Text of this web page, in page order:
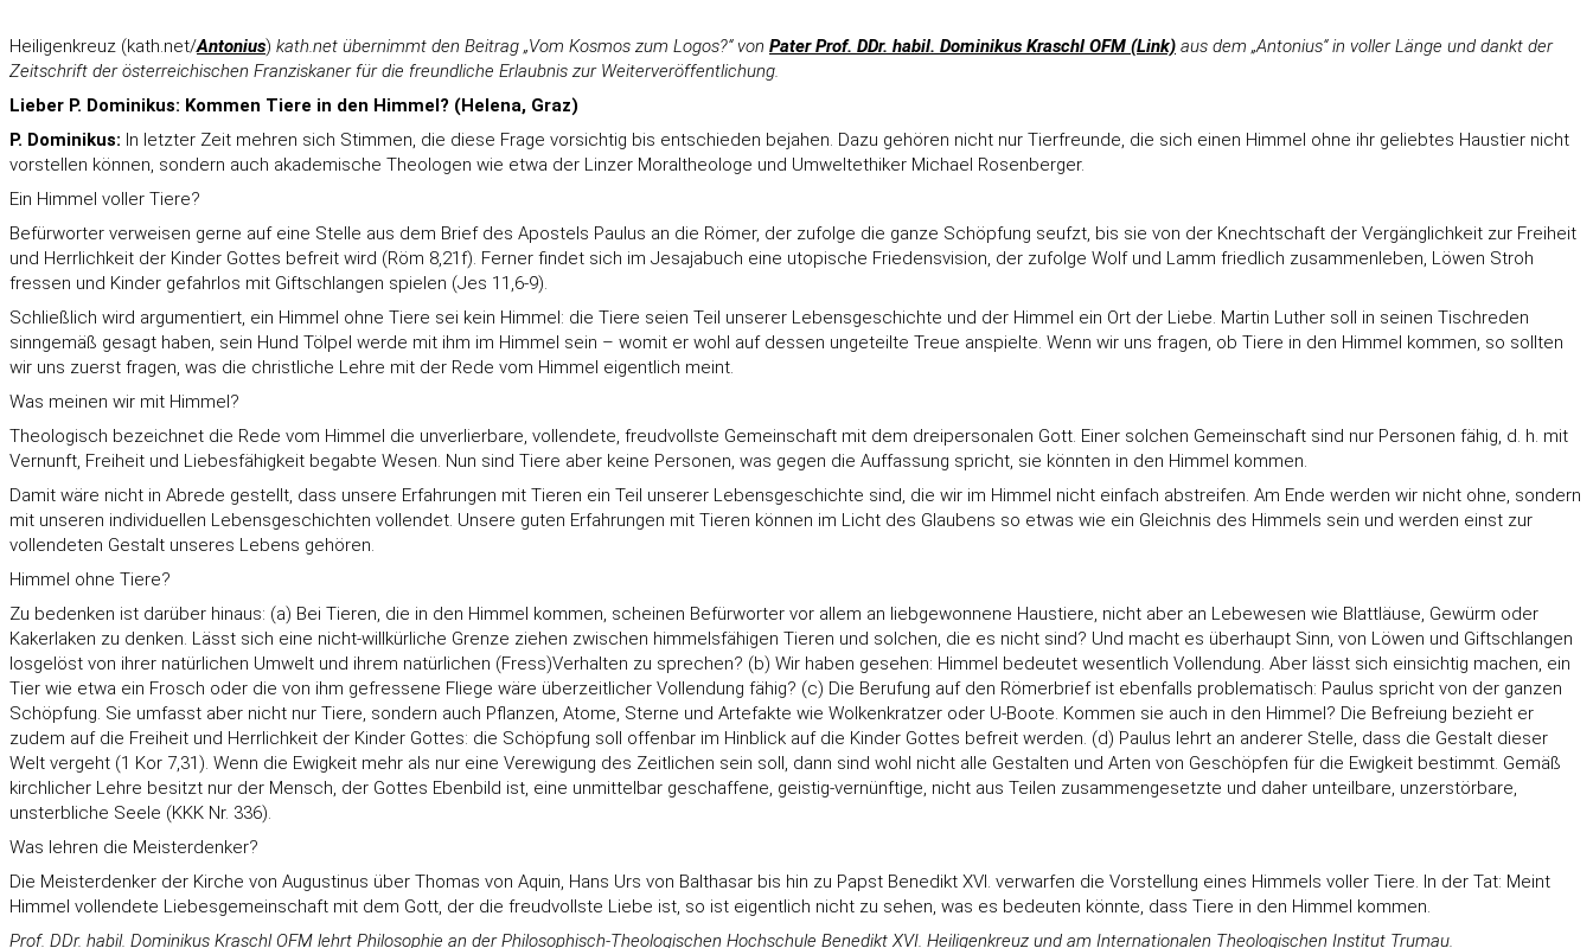
Heiligenkreuz (kath.net/Antonius) kath.net übernimmt den Beitrag „Vom Kosmos zum Logos?“ von Pater Prof. DDr. habil. Dominikus Kraschl OFM (Link) aus dem „Antonius“ in voller Länge und dankt der
Zeitschrift der österreichischen Franziskaner für die freundliche Erlaubnis zur Weiterveröffentlichung.
Lieber P. Dominikus: Kommen Tiere in den Himmel? (Helena, Graz)
P. Dominikus: In letzter Zeit mehren sich Stimmen, die diese Frage vorsichtig bis entschieden bejahen. Dazu gehören nicht nur Tierfreunde, die sich einen Himmel ohne ihr geliebtes Haustier nicht
vorstellen können, sondern auch akademische Theologen wie etwa der Linzer Moraltheologe und Umweltethiker Michael Rosenberger.
Ein Himmel voller Tiere?
Befürworter verweisen gerne auf eine Stelle aus dem Brief des Apostels Paulus an die Römer, der zufolge die ganze Schöpfung seufzt, bis sie von der Knechtschaft der Vergänglichkeit zur Freiheit
und Herrlichkeit der Kinder Gottes befreit wird (Röm 8,21f). Ferner findet sich im Jesajabuch eine utopische Friedensvision, der zufolge Wolf und Lamm friedlich zusammenleben, Löwen Stroh
fressen und Kinder gefahrlos mit Giftschlangen spielen (Jes 11,6-9).
Schließlich wird argumentiert, ein Himmel ohne Tiere sei kein Himmel: die Tiere seien Teil unserer Lebensgeschichte und der Himmel ein Ort der Liebe. Martin Luther soll in seinen Tischreden
sinngemäß gesagt haben, sein Hund Tölpel werde mit ihm im Himmel sein – womit er wohl auf dessen ungeteilte Treue anspielte. Wenn wir uns fragen, ob Tiere in den Himmel kommen, so sollten
wir uns zuerst fragen, was die christliche Lehre mit der Rede vom Himmel eigentlich meint.
Was meinen wir mit Himmel?
Theologisch bezeichnet die Rede vom Himmel die unverlierbare, vollendete, freudvollste Gemeinschaft mit dem dreipersonalen Gott. Einer solchen Gemeinschaft sind nur Personen fähig, d. h. mit
Vernunft, Freiheit und Liebesfähigkeit begabte Wesen. Nun sind Tiere aber keine Personen, was gegen die Auffassung spricht, sie könnten in den Himmel kommen.
Damit wäre nicht in Abrede gestellt, dass unsere Erfahrungen mit Tieren ein Teil unserer Lebensgeschichte sind, die wir im Himmel nicht einfach abstreifen. Am Ende werden wir nicht ohne, sondern
mit unseren individuellen Lebensgeschichten vollendet. Unsere guten Erfahrungen mit Tieren können im Licht des Glaubens so etwas wie ein Gleichnis des Himmels sein und werden einst zur
vollendeten Gestalt unseres Lebens gehören.
Himmel ohne Tiere?
Zu bedenken ist darüber hinaus: (a) Bei Tieren, die in den Himmel kommen, scheinen Befürworter vor allem an liebgewonnene Haustiere, nicht aber an Lebewesen wie Blattläuse, Gewürm oder
Kakerlaken zu denken. Lässt sich eine nicht-willkürliche Grenze ziehen zwischen himmelsfähigen Tieren und solchen, die es nicht sind? Und macht es überhaupt Sinn, von Löwen und Giftschlangen
losgelöst von ihrer natürlichen Umwelt und ihrem natürlichen (Fress)Verhalten zu sprechen? (b) Wir haben gesehen: Himmel bedeutet wesentlich Vollendung. Aber lässt sich einsichtig machen, ein
Tier wie etwa ein Frosch oder die von ihm gefressene Fliege wäre überzeitlicher Vollendung fähig? (c) Die Berufung auf den Römerbrief ist ebenfalls problematisch: Paulus spricht von der ganzen
Schöpfung. Sie umfasst aber nicht nur Tiere, sondern auch Pflanzen, Atome, Sterne und Artefakte wie Wolkenkratzer oder U-Boote. Kommen sie auch in den Himmel? Die Befreiung bezieht er
zudem auf die Freiheit und Herrlichkeit der Kinder Gottes: die Schöpfung soll offenbar im Hinblick auf die Kinder Gottes befreit werden. (d) Paulus lehrt an anderer Stelle, dass die Gestalt dieser
Welt vergeht (1 Kor 7,31). Wenn die Ewigkeit mehr als nur eine Verewigung des Zeitlichen sein soll, dann sind wohl nicht alle Gestalten und Arten von Geschöpfen für die Ewigkeit bestimmt. Gemäß
kirchlicher Lehre besitzt nur der Mensch, der Gottes Ebenbild ist, eine unmittelbar geschaffene, geistig-vernünftige, nicht aus Teilen zusammengesetzte und daher unteilbare, unzerstörbare,
unsterbliche Seele (KKK Nr. 336).
Was lehren die Meisterdenker?
Die Meisterdenker der Kirche von Augustinus über Thomas von Aquin, Hans Urs von Balthasar bis hin zu Papst Benedikt XVI. verwarfen die Vorstellung eines Himmels voller Tiere. In der Tat: Meint
Himmel vollendete Liebesgemeinschaft mit dem Gott, der die freudvollste Liebe ist, so ist eigentlich nicht zu sehen, was es bedeuten könnte, dass Tiere in den Himmel kommen.
Prof. DDr. habil. Dominikus Kraschl OFM lehrt Philosophie an der Philosophisch-Theologischen Hochschule Benedikt XVI. Heiligenkreuz und am Internationalen Theologischen Institut Trumau.